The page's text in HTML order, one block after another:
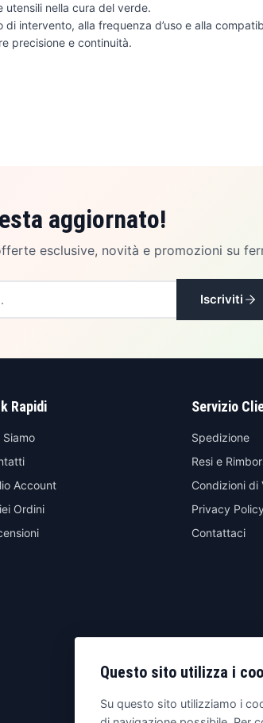
nella cura del verde.
di intervento, alla frequenza d’uso e alla
precisione e continuità.
aggiornato!
esclusive, novità e promozioni su
Iscriviti
Rapidi
Siamo
Account
Ordini
Servizio
Spedizione
Resi e
Condizioni di
Privacy Policy
Contattaci
Questo sito utilizza i
Su questo sito utilizziamo i